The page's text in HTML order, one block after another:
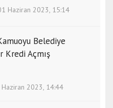
Haziran 2023, 15:14
Belediye
Kredi Açmış
2023, 14:44